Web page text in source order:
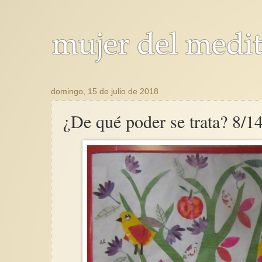
domingo, 15 de julio de 2018
¿De qué poder se trata? 8/